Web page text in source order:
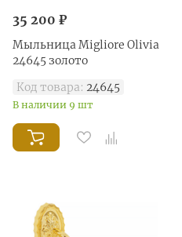
35 200 ₽
Mыльница Migliore Olivia
24645 золото
Код товара: 24645
В наличии 9 шт